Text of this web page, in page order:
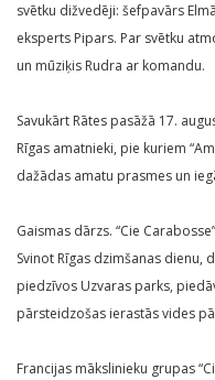
svētku dižvedēji: šefpavārs
eksperts Pipars. Par svētku
un mūziķis Rudra ar komandu.
Savukārt Rātes pasāžā 17.
Rīgas amatnieki, pie kuriem
dažādas amatu prasmes un
Gaismas dārzs. “Cie
Svinot Rīgas dzimšanas dienu,
piedzīvos Uzvaras parks,
pārsteidzošas ierastās vides
Francijas mākslinieku grupas